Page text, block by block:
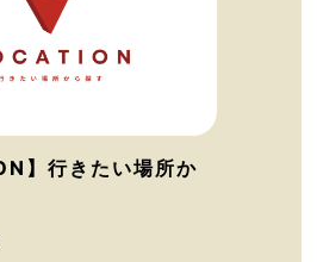
】行きたい場所か